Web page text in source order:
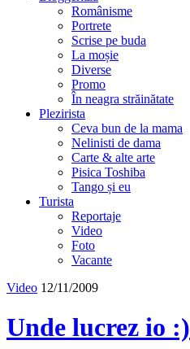
Românisme
Portrete
Scrise pe buda
La moșie
Diverse
Promo
În neagra străinătate
Plezirista
Ceva bun de la mama
Nelinisti de dama
Carte & alte arte
Pisica Toshiba
Tango și eu
Turista
Reportaje
Video
Foto
Vacante
Video 12/11/2009
Unde lucrez io :)